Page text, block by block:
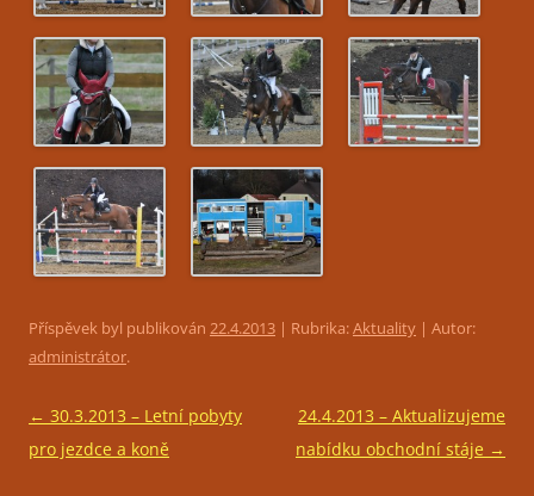
Příspěvek byl publikován 22.4.2013 | Rubrika:Aktuality | Autor:
administrátor.
Navigace
pro
← 30.3.2013 – Letní pobyty
pro jezdce a koně
24.4.2013 – Aktualizujeme
nabídku obchodní stáje →